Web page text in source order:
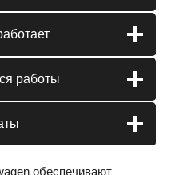
работы
обеспечивают